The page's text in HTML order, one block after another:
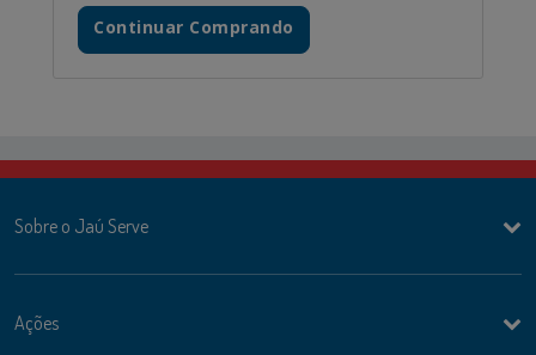
Continuar Comprando
Sobre o Jaú Serve
Ações